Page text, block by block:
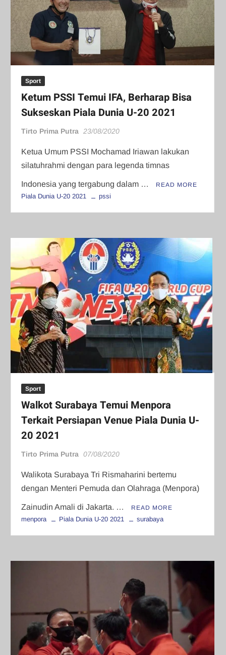
Sport
Ketum PSSI Temui IFA, Berharap Bisa
Sukseskan Piala Dunia U-20 2021
Tirto Prima Putra 23/08/2020
Ketua Umum PSSI Mochamad Iriawan lakukan
silatuhrahmi dengan para legenda timnas
Indonesia yang tergabung dalam … READ MORE
Piala Dunia U-20 2021 pssi
Sport
Walkot Surabaya Temui Menpora
Terkait Persiapan Venue Piala Dunia U-
20 2021
Tirto Prima Putra 07/08/2020
Walikota Surabaya Tri Rismaharini bertemu
dengan Menteri Pemuda dan Olahraga (Menpora)
Zainudin Amali di Jakarta. … READ MORE
menpora Piala Dunia U-20 2021 surabaya